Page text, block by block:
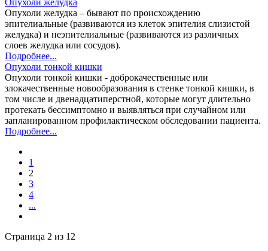
Опухоли желудка
Опухоли желудка – бывают по происхождению
эпителиальные (развиваются из клеток эпителия слизистой
желудка) и неэпителиальные (развиваются из различных
слоев желудка или сосудов).
Подробнее...
Опухоли тонкой кишки
Опухоли тонкой кишки - доброкачественные или
злокачественные новообразования в стенке тонкой кишки, в
том числе и двенадцатиперстной, которые могут длительно
протекать бессимптомно и выявляться при случайном или
запланированном профилактическом обследовании пациента.
Подробнее...
1
2
3
4
...
Страница 2 из 12